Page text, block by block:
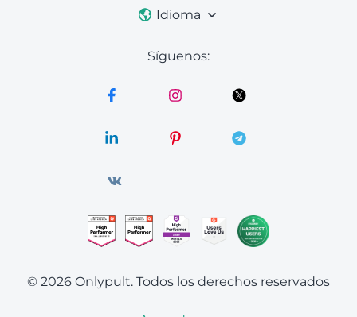
Idioma
Síguenos:
© 2026 Onlypult. Todos los derechos reservados